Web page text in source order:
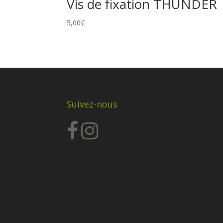
Vis de fixation THUNDER
5,00€
Suivez-nous